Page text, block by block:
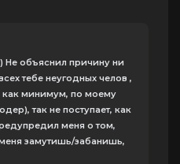
Не объяснил причину ни
тебе неугодных челов ,
минимум, по моему
так не поступает, как
меня о том,
замутишь/забанишь,